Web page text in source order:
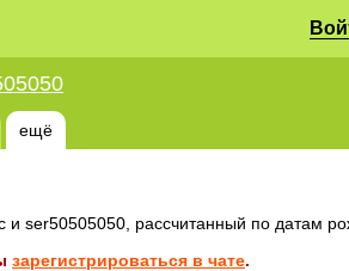
ещё
и ser50505050, рассчитанный по датам
зарегистрироваться в чате.